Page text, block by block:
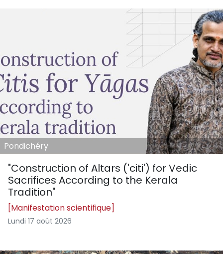
Pondichéry
"Construction of Altars ('citi') for Vedic
Sacrifices According to the Kerala
Tradition"
[Manifestation scientifique]
Lundi 17 août 2026